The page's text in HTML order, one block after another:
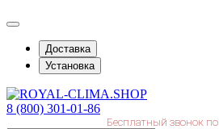
Доставка
Установка
8 (800) 301-01-86
Бесплатный звонок